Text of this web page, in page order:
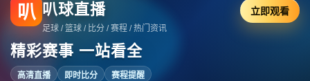
叭 叭球直播
足球 / 篮球 / 比分 / 赛程 / 热门资讯
精彩赛事 一站看全
高清直播 即时比分 赛程提醒
立即观看